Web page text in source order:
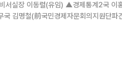
김명철(前국민경제자문회의지원단